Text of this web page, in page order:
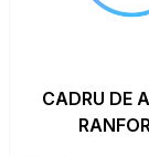
CADRU DE